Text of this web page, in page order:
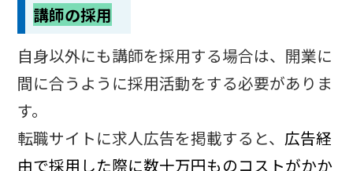
講師の採用
自身以外にも講師を採用する場合は、開業に
間に合うように採用活動をする必要がありま
す。
転職サイトに求人広告を掲載すると、 広告経
由で採用した際に数十万円ものコストがかか